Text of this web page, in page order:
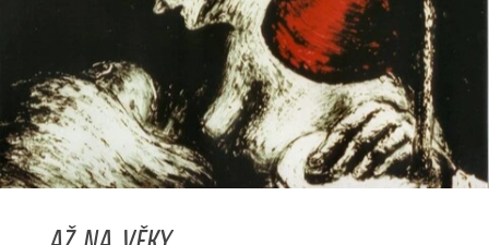
... AŽ NA VĚKY